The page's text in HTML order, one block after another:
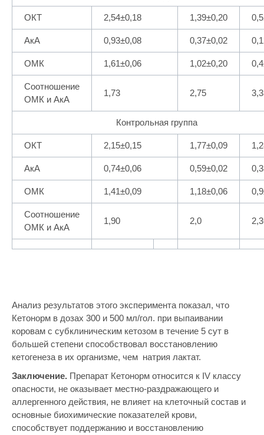
ОКТ 2,54±0,18 1,39±0,20
АкА 0,93±0,08 0,37±0,02
ОМК 1,61±0,06 1,02±0,20
Соотношение
ОМК и АкА
1,73 2,75
Контрольная группа
ОКТ 2,15±0,15 1,77±0,09
АкА 0,74±0,06 0,59±0,02
ОМК 1,41±0,09 1,18±0,06
Соотношение
ОМК и АкА
1,90 2,0
Анализ результатов этого эксперимента показал, что
Кетонорм в дозах 300 и 500 мл/гол. при выпаивании
коровам с субклиническим кетозом в течение 5 сут в
большей степени способствовал восстановлению
кетогенеза в их организме, чем натрия лактат.
Заключение. Препарат Кетонорм относится к IV классу
опасности, не оказывает местно-раздражающего и
аллергенного действия, не влияет на клеточный состав и
основные биохимические показателей крови,
способствует поддержанию и восстановлению